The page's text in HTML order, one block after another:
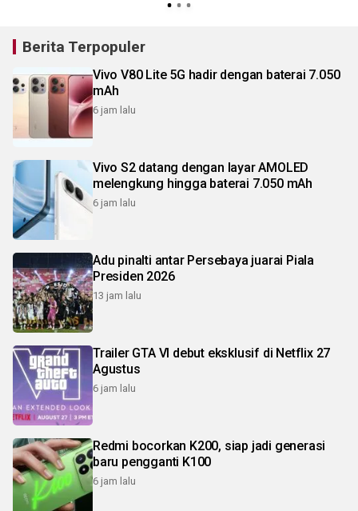
Berita Terpopuler
Vivo V80 Lite 5G hadir dengan baterai 7.050
mAh
6 jam lalu
Vivo S2 datang dengan layar AMOLED
melengkung hingga baterai 7.050 mAh
6 jam lalu
Adu pinalti antar Persebaya juarai Piala
Presiden 2026
13 jam lalu
Trailer GTA VI debut eksklusif di Netflix 27
Agustus
6 jam lalu
Redmi bocorkan K200, siap jadi generasi
baru pengganti K100
6 jam lalu